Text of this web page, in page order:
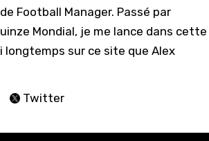
Football Manager. Passé par
Mondial, je me lance dans cette
sur ce site que Alex
Twitter